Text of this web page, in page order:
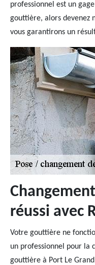
professionnel est un
gouttière, alors devenez
vous garantirons un
réussi avec
Votre gouttière ne
un professionnel pour la
gouttière à Port Le